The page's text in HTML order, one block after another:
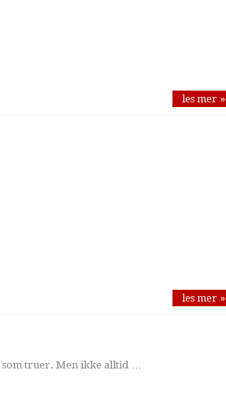
les mer »
les mer »
truer. Men ikke alltid …